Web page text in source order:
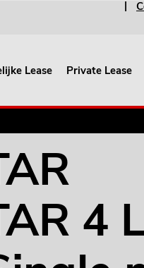
Lease Private Lease
4